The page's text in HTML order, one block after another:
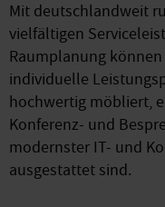
Mit deutschlandweit
vielfältigen
Raumplanung
individuelle
hochwertig möbliert,
Konferenz- und
modernster IT- und
ausgestattet sind.